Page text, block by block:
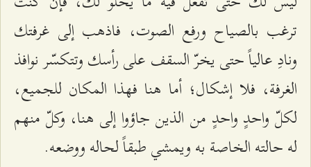
ترغب بالصياح ورفع الصوت، فاذهب إلى غرفتك
ونادِ عالياً حتى يخرّ السقف على رأسك وتتكسّر نوافذ
الغرفة، فلا إشكال؛ أما هنا فهذا المكان للجميع،
لكلّ واحدٍ واحدٍ من الذين جاؤوا إلى هنا، وكلّ منهم
له حالته الخاصة به ويمشي طبقاً لحاله ووضعه.